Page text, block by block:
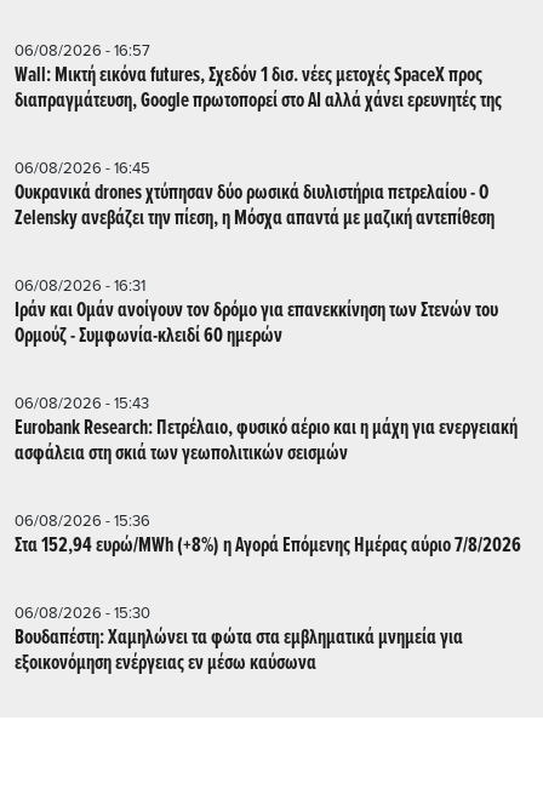
06/08/2026 - 16:57
Wall: Μικτή εικόνα futures, Σχεδόν 1 δισ. νέες μετοχές SpaceX προς
διαπραγμάτευση, Google πρωτοπορεί στο AI αλλά χάνει ερευνητές της
06/08/2026 - 16:45
Ουκρανικά drones χτύπησαν δύο ρωσικά διυλιστήρια πετρελαίου - Ο
Zelensky ανεβάζει την πίεση, η Μόσχα απαντά με μαζική αντεπίθεση
06/08/2026 - 16:31
Ιράν και Ομάν ανοίγουν τον δρόμο για επανεκκίνηση των Στενών του
Ορμούζ - Συμφωνία-κλειδί 60 ημερών
06/08/2026 - 15:43
Eurobank Research: Πετρέλαιο, φυσικό αέριο και η μάχη για ενεργειακή
ασφάλεια στη σκιά των γεωπολιτικών σεισμών
06/08/2026 - 15:36
Στα 152,94 ευρώ/MWh (+8%) η Αγορά Επόμενης Ημέρας αύριο 7/8/2026
06/08/2026 - 15:30
Βουδαπέστη: Χαμηλώνει τα φώτα στα εμβληματικά μνημεία για
εξοικονόμηση ενέργειας εν μέσω καύσωνα